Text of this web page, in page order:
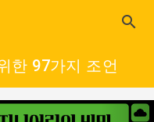
close
search
한 97가지 조언
n